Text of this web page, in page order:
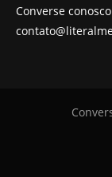
Converse